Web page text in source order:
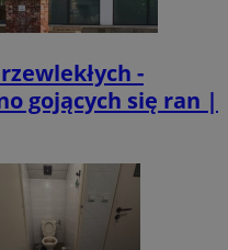
-
gojących się ran |